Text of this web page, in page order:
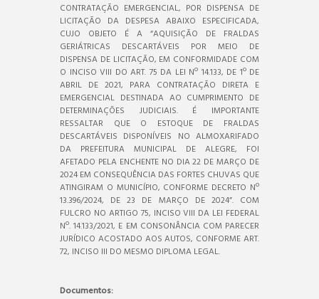
CONTRATAÇÃO EMERGENCIAL, POR DISPENSA DE
LICITAÇÃO DA DESPESA ABAIXO ESPECIFICADA,
CUJO OBJETO É A “AQUISIÇÃO DE FRALDAS
GERIÁTRICAS DESCARTÁVEIS POR MEIO DE
DISPENSA DE LICITAÇÃO, EM CONFORMIDADE COM
O INCISO VIII DO ART. 75 DA LEI Nº 14.133, DE 1º DE
ABRIL DE 2021, PARA CONTRATAÇÃO DIRETA E
EMERGENCIAL DESTINADA AO CUMPRIMENTO DE
DETERMINAÇÕES JUDICIAIS. É IMPORTANTE
RESSALTAR QUE O ESTOQUE DE FRALDAS
DESCARTÁVEIS DISPONÍVEIS NO ALMOXARIFADO
DA PREFEITURA MUNICIPAL DE ALEGRE, FOI
AFETADO PELA ENCHENTE NO DIA 22 DE MARÇO DE
2024 EM CONSEQUÊNCIA DAS FORTES CHUVAS QUE
ATINGIRAM O MUNICÍPIO, CONFORME DECRETO Nº
13.396/2024, DE 23 DE MARÇO DE 2024”. COM
FULCRO NO ARTIGO 75, INCISO VIII DA LEI FEDERAL
Nº. 14.133/2021, E EM CONSONÂNCIA COM PARECER
JURÍDICO ACOSTADO AOS AUTOS, CONFORME ART.
72, INCISO III DO MESMO DIPLOMA LEGAL.
Documentos: